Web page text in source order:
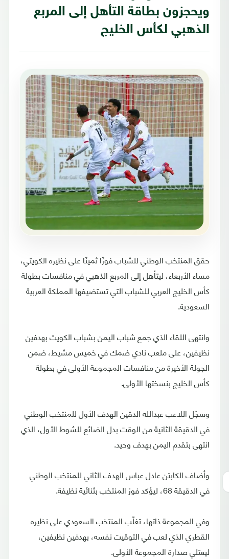
ويحجزون بطاقة التأهل إلى المربع
الذهبي لكأس الخليج
حقق المنتخب الوطني للشباب فوزًا ثمينًا على نظيره الكويتي،
مساء الأربعاء، ليتأهل إلى المربع الذهبي في منافسات بطولة
كأس الخليج العربي للشباب التي تستضيفها المملكة العربية
السعودية.
وانتهى اللقاء الذي جمع شباب اليمن بشباب الكويت بهدفين
نظيفين، على ملعب نادي ضمك في خميس مشيط، ضمن
الجولة الأخيرة من منافسات المجموعة الأولى في بطولة
كأس الخليج بنسختها الأولى.
وسجّل اللاعب عبدالله الدقين الهدف الأول للمنتخب الوطني
في الدقيقة الثانية من الوقت بدل الضائع للشوط الأول، الذي
انتهى بتقدم اليمن بهدف وحيد.
وأضاف الكابتن عادل عباس الهدف الثاني للمنتخب الوطني
في الدقيقة 68، ليؤكد فوز المنتخب بثنائية نظيفة.
وفي المجموعة ذاتها، تغلّب المنتخب السعودي على نظيره
القطري الذي لعب في التوقيت نفسه، بهدفين نظيفين،
ليعتلي صدارة المجموعة الأولى.